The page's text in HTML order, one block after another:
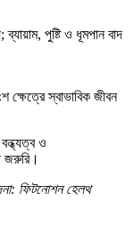
পুষ্টি ও ধূমপান বাদ
ক্ষেত্রে স্বাভাবিক জীবন
ও
জরুরি।
ফিটনোশন হেলথ